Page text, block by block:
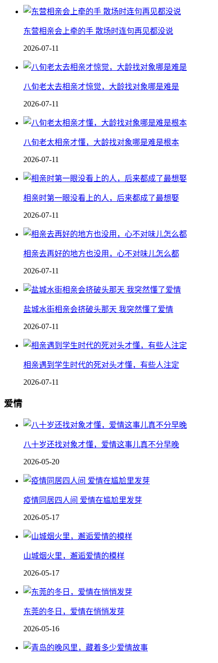
东营相亲会上牵的手 散场时连句再见都没说
2026-07-11
八旬老太去相亲才惊觉，大龄找对象哪是难是
2026-07-11
八旬老太相亲才懂，大龄找对象哪是难是根本
2026-07-11
相亲时第一眼没看上的人，后来都成了最想娶
2026-07-11
相亲去再好的地方也没用，心不对味儿怎么都
2026-07-11
盐城水街相亲会挤破头那天 我突然懂了爱情
2026-07-11
相亲遇到学生时代的死对头才懂，有些人注定
2026-07-11
爱情
八十岁还找对象才懂，爱情这事儿真不分早晚
2026-05-20
疫情同居四人间 爱情在尴尬里发芽
2026-05-17
山城烟火里，邂逅爱情的模样
2026-05-17
东莞的冬日，爱情在悄悄发芽
2026-05-16